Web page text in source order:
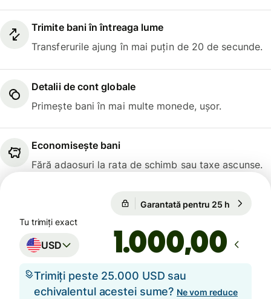
Trimite bani în întreaga lume
Transferurile ajung în mai puțin de 20 de secunde.
Detalii de cont globale
Primește bani în mai multe monede, ușor.
Economisește bani
Fără adaosuri la rata de schimb sau taxe ascunse.
Garantată pentru 25 h
Tu trimiți exact
USD ,00
Trimiți peste 25.000 USD sau
echivalentul acestei sume? Ne vom reduce